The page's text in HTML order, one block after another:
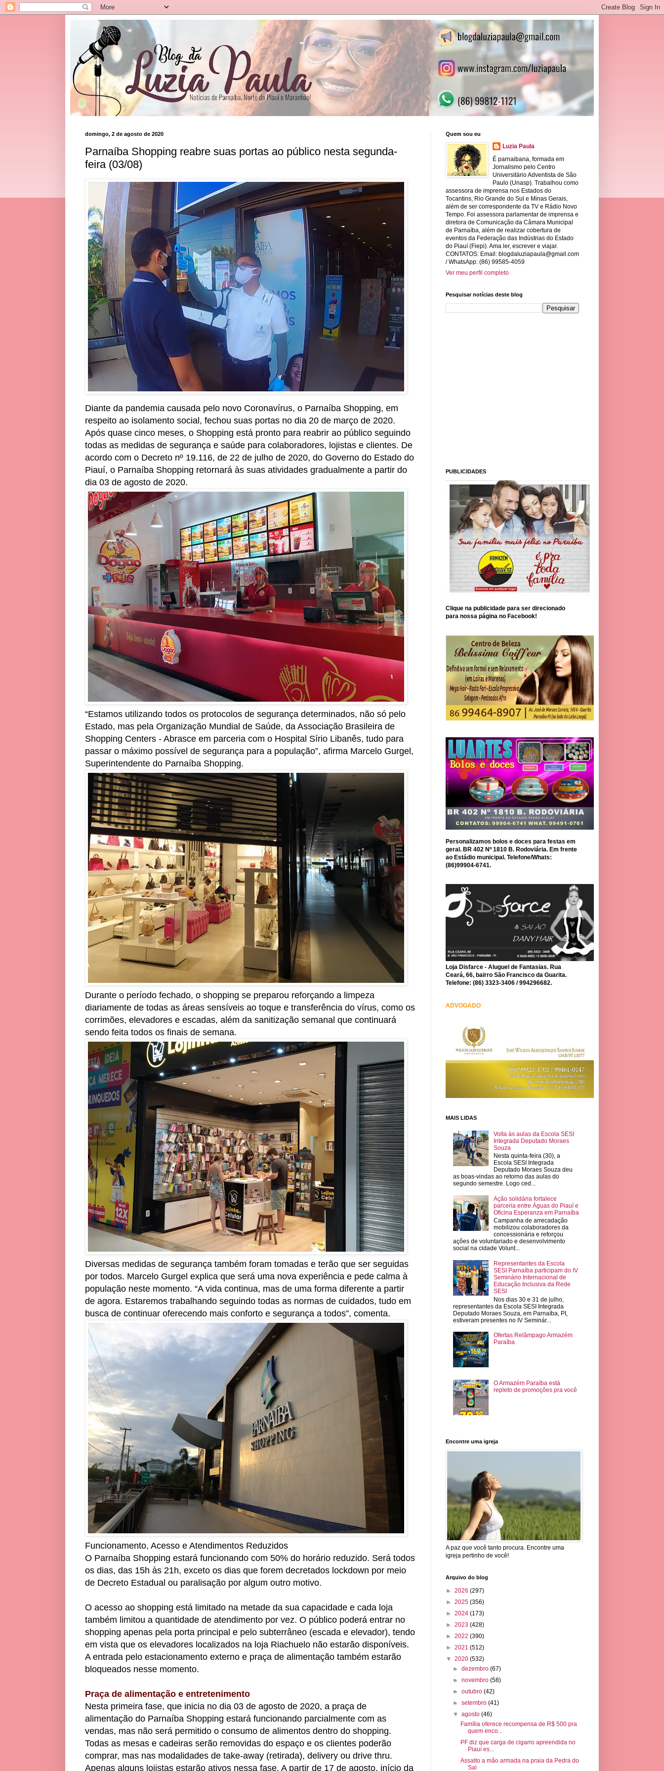
domingo, 2 de agosto de 2020
Parnaíba Shopping reabre suas portas ao público nesta segunda-
feira (03/08)
Diante da pandemia causada pelo novo Coronavírus, o Parnaíba Shopping, em
respeito ao isolamento social, fechou suas portas no dia 20 de março de 2020.
Após quase cinco meses, o Shopping está pronto para reabrir ao público seguindo
todas as medidas de segurança e saúde para colaboradores, lojistas e clientes. De
acordo com o Decreto nº 19.116, de 22 de julho de 2020, do Governo do Estado do
Piauí, o Parnaíba Shopping retornará às suas atividades gradualmente a partir do
dia 03 de agosto de 2020.
“Estamos utilizando todos os protocolos de segurança determinados, não só pelo
Estado, mas pela Organização Mundial de Saúde, da Associação Brasileira de
Shopping Centers - Abrasce em parceria com o Hospital Sírio Libanês, tudo para
passar o máximo possível de segurança para a população”, afirma Marcelo Gurgel,
Superintendente do Parnaíba Shopping.
Durante o período fechado, o shopping se preparou reforçando a limpeza
diariamente de todas as áreas sensíveis ao toque e transferência do vírus, como os
corrimões, elevadores e escadas, além da sanitização semanal que continuará
sendo feita todos os finais de semana.
Diversas medidas de segurança também foram tomadas e terão que ser seguidas
por todos. Marcelo Gurgel explica que será uma nova experiência e pede calma à
população neste momento. “A vida continua, mas de uma forma diferente a partir
de agora. Estaremos trabalhando seguindo todas as normas de cuidados, tudo em
busca de continuar oferecendo mais conforto e segurança a todos”, comenta.
Funcionamento, Acesso e Atendimentos Reduzidos
O Parnaíba Shopping estará funcionando com 50% do horário reduzido. Será todos
os dias, das 15h às 21h, exceto os dias que forem decretados lockdown por meio
de Decreto Estadual ou paralisação por algum outro motivo.
O acesso ao shopping está limitado na metade da sua capacidade e cada loja
também limitou a quantidade de atendimento por vez. O público poderá entrar no
shopping apenas pela porta principal e pelo subterrâneo (escada e elevador), tendo
em vista que os elevadores localizados na loja Riachuelo não estarão disponíveis.
A entrada pelo estacionamento externo e praça de alimentação também estarão
bloqueados nesse momento.
Praça de alimentação e entretenimento
Nesta primeira fase, que inicia no dia 03 de agosto de 2020, a praça de
alimentação do Parnaíba Shopping estará funcionando parcialmente com as
vendas, mas não será permitido o consumo de alimentos dentro do shopping.
Todas as mesas e cadeiras serão removidas do espaço e os clientes poderão
comprar, mas nas modalidades de take-away (retirada), delivery ou drive thru.
Apenas alguns lojistas estarão ativos nessa fase. A partir de 17 de agosto, início da
Quem sou eu
Luzia Paula
É parnaibana, formada em
Jornalismo pelo Centro
Universitário Adventista de São
Paulo (Unasp). Trabalhou como
assessora de imprensa nos Estados do
Tocantins, Rio Grande do Sul e Minas Gerais,
além de ser correspondente da TV e Rádio Novo
Tempo. Foi assessora parlamentar de imprensa e
diretora de Comunicação da Câmara Municipal
de Parnaíba, além de realizar cobertura de
eventos da Federação das Indústrias do Estado
do Piauí (Fiepi). Ama ler, escrever e viajar.
CONTATOS: Email: blogdaluziapaula@gmail.com
/ WhatsApp: (86) 99585-4059
Ver meu perfil completo
Pesquisar notícias deste blog
PUBLICIDADES
Clique na publicidade para ser direcionado
para nossa página no Facebook!
Personalizamos bolos e doces para festas em
geral. BR 402 Nº 1810 B. Rodoviária. Em frente
ao Estádio municipal. Telefone/Whats:
(86)99904-6741.
Loja Disfarce - Aluguel de Fantasias. Rua
Ceará, 66, bairro São Francisco da Guarita.
Telefone: (86) 3323-3406 / 994296682.
ADVOGADO
MAIS LIDAS
Volta às aulas da Escola SESI
Integrada Deputado Moraes
Souza
Nesta quinta-feira (30), a
Escola SESI Integrada
Deputado Moraes Souza deu
as boas-vindas ao retorno das aulas do
segundo semestre. Logo ced...
Ação solidária fortalece
parceria entre Águas do Piauí e
Oficina Esperanza em Parnaíba
Campanha de arrecadação
mobilizou colaboradores da
concessionária e reforçou
ações de voluntariado e desenvolvimento
social na cidade Volunt...
Representantes da Escola
SESI Parnaíba participam do IV
Seminário Internacional de
Educação Inclusiva da Rede
SESI
Nos dias 30 e 31 de julho,
representantes da Escola SESI Integrada
Deputado Moraes Souza, em Parnaíba, PI,
estiveram presentes no IV Seminár...
Ofertas Relâmpago Armazém
Paraíba
O Armazém Paraíba está
repleto de promoções pra você
Encontre uma igreja
A paz que você tanto procura. Encontre uma
igreja pertinho de você!
Arquivo do blog
► 2026 (297)
► 2025 (356)
► 2024 (173)
► 2023 (428)
► 2022 (390)
► 2021 (512)
▼ 2020 (532)
►dezembro(67)
►novembro(58)
►outubro(42)
►setembro(41)
▼agosto(46)
Família oferece recompensa de R$ 500 pra
quem enco...
PF diz que carga de cigarro apreendida no
Piauí es...
Assalto a mão armada na praia da Pedra do
Sal